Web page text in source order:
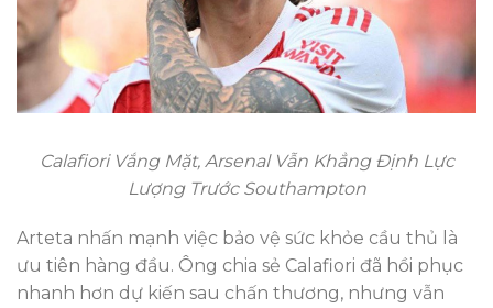
Calafiori Vắng Mặt, Arsenal Vẫn Khẳng Định Lực
Lượng Trước Southampton
Arteta nhấn mạnh việc bảo vệ sức khỏe cầu thủ là
ưu tiên hàng đầu. Ông chia sẻ Calafiori đã hồi phục
nhanh hơn dự kiến sau chấn thương, nhưng vẫn